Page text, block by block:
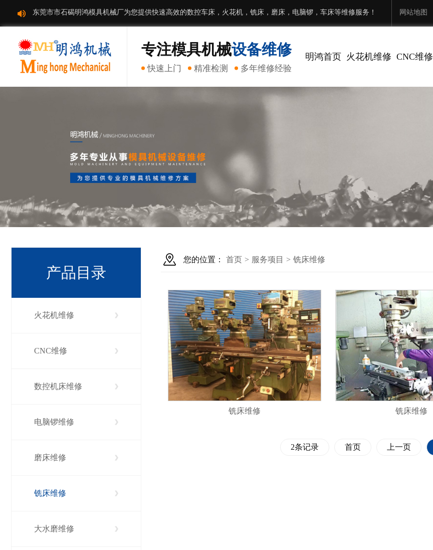
东莞市市石碣明鸿模具机械厂为您提供快速高效的数控车床，火花机，铣床，磨床，电脑锣，车床等维修服务！ 网站地图
专注模具机械设备维修
快速上门 精准检测 多年维修经验
明鸿首页 火花机维修 CNC维修
产品目录
火花机维修
CNC维修
数控机床维修
电脑锣维修
磨床维修
铣床维修
大水磨维修
您的位置： 首页 > 服务项目 > 铣床维修
铣床维修 铣床维修
2条记录 首页 上一页